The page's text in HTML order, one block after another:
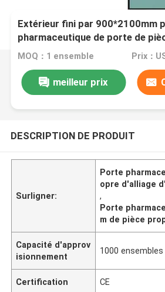
Extérieur fini par 900*2100mm
pharmaceutique de porte de
d'aluminium
MOQ：1 ensemble Prix：
meilleur prix
DESCRIPTION DE PRODUIT
Surligner:
Porte
opre d'alliage
,
Porte
m de pièce
Capacité d'approv
isionnement
1000
Certification CE